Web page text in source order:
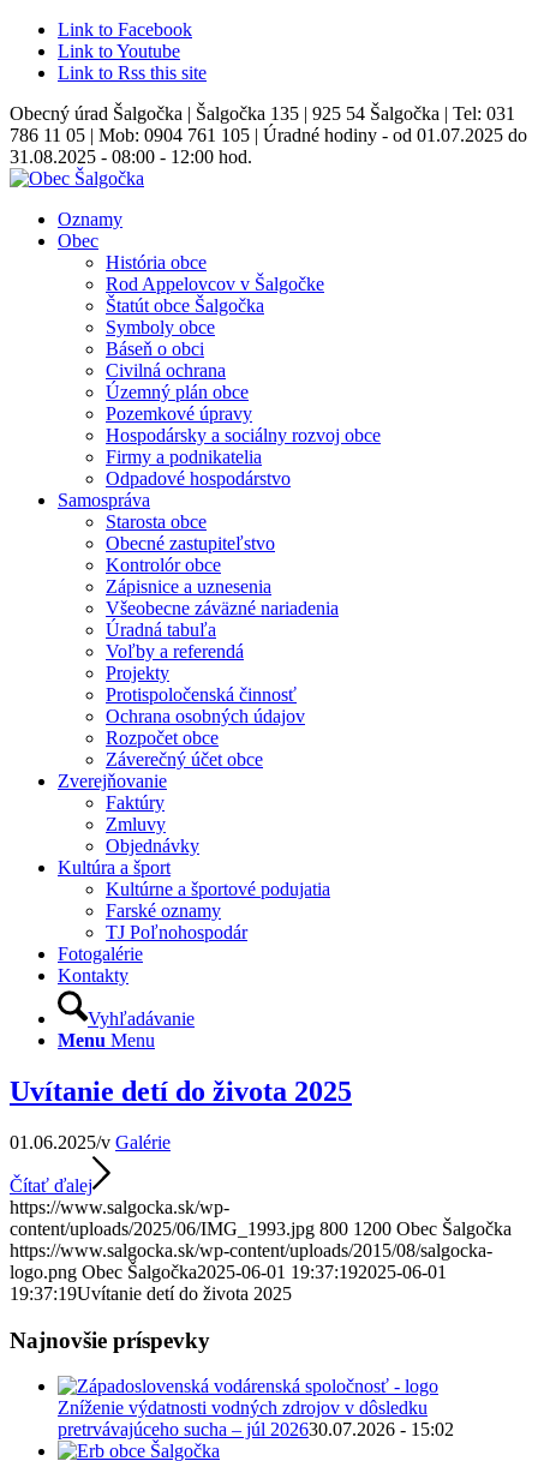
Link to Facebook
Link to Youtube
Link to Rss this site
Obecný úrad Šalgočka | Šalgočka 135 | 925 54 Šalgočka | Tel: 031
786 11 05 | Mob: 0904 761 105 | Úradné hodiny - od 01.07.2025 do
31.08.2025 - 08:00 - 12:00 hod.
Oznamy
Obec
História obce
Rod Appelovcov v Šalgočke
Štatút obce Šalgočka
Symboly obce
Báseň o obci
Civilná ochrana
Územný plán obce
Pozemkové úpravy
Hospodársky a sociálny rozvoj obce
Firmy a podnikatelia
Odpadové hospodárstvo
Samospráva
Starosta obce
Obecné zastupiteľstvo
Kontrolór obce
Zápisnice a uznesenia
Všeobecne záväzné nariadenia
Úradná tabuľa
Voľby a referendá
Projekty
Protispoločenská činnosť
Ochrana osobných údajov
Rozpočet obce
Záverečný účet obce
Zverejňovanie
Faktúry
Zmluvy
Objednávky
Kultúra a šport
Kultúrne a športové podujatia
Farské oznamy
TJ Poľnohospodár
Fotogalérie
Kontakty
Vyhľadávanie
Menu Menu
Uvítanie detí do života 2025
01.06.2025/v Galérie
Čítať ďalej
https://www.salgocka.sk/wp-
content/uploads/2025/06/IMG_1993.jpg 800 1200 Obec Šalgočka
https://www.salgocka.sk/wp-content/uploads/2015/08/salgocka-
logo.png Obec Šalgočka2025-06-01 19:37:192025-06-01
19:37:19Uvítanie detí do života 2025
Najnovšie príspevky
Zníženie výdatnosti vodných zdrojov v dôsledku
pretrvávajúceho sucha – júl 202630.07.2026 - 15:02